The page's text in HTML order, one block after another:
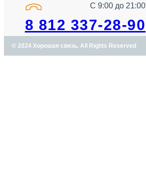
С 9:00 до 21:00
8 812 337-28-90
© 2024 Хорошая связь. All Rights Reserved